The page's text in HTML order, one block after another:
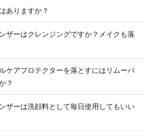
ありますか？
ザーはクレンジングですか？メイクも落
ケアプロテクターを落とすにはリムーバ
？
ザーは洗顔料として毎日使用してもいい